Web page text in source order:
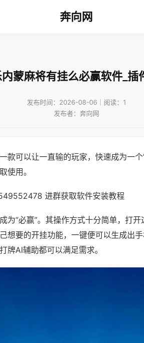
奔向网
蒙麻将有挂么必赢软件_插
发布时间：2026-08-06｜阅读：1
发布者：奔向网
款可以让一直输的玩家，快速成为一
使用。
进群获取软件安装教程
为“必赢”。其操作方式十分简单，打
想要的开挂功能，一键便可以生成出
牌AI辅助都可以满足需求。